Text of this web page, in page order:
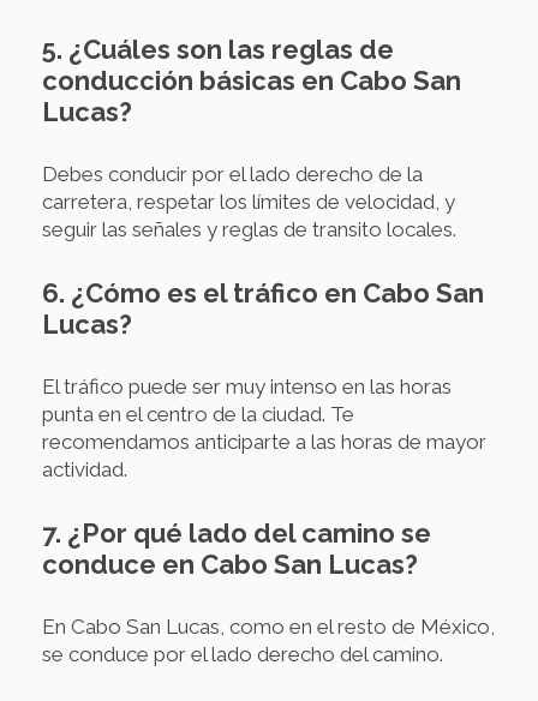
5. ¿Cuáles son las reglas de
conducción básicas en Cabo San
Lucas?
Debes conducir por el lado derecho de la
carretera, respetar los límites de velocidad, y
seguir las señales y reglas de transito locales.
6. ¿Cómo es el tráfico en Cabo San
Lucas?
El tráfico puede ser muy intenso en las horas
punta en el centro de la ciudad. Te
recomendamos anticiparte a las horas de mayor
actividad.
7. ¿Por qué lado del camino se
conduce en Cabo San Lucas?
En Cabo San Lucas, como en el resto de México,
se conduce por el lado derecho del camino.